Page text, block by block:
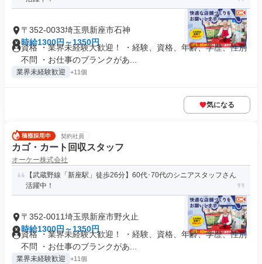
〒352-0033埼玉県新座市石神
時給1300円～1350円
資格 ・業界未経験大歓迎！ ・経験、資格、年齢、学歴、性別
不問 ・お仕事のブランクがあ...
業界未経験歓迎 +11個
気になる
契約社員
カゴ・カート回収スタッフ
オーケー株式会社
【武蔵野線「新座駅」徒歩26分】60代･70代のシニアスタッフさん
活躍中！
〒352-0011埼玉県新座市野火止
時給1300円～1350円
資格 ・業界未経験大歓迎！ ・経験、資格、年齢、学歴、性別
不問 ・お仕事のブランクがあ...
業界未経験歓迎 +11個